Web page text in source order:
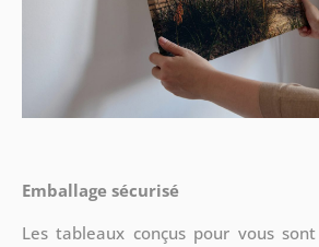
Emballage sécurisé
Les tableaux conçus pour vous